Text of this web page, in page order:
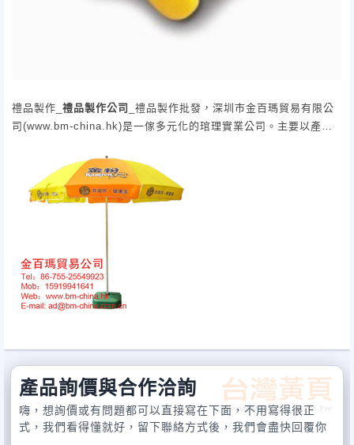
禮品製作_ 禮品製作公司
_禮品製作批發，深圳市金百瑪貿易有限公
司(www.bm-china.hk)是一傢多元化的琯理實業公司。主要以產品
有優秀的設計團隊，可以為各大公司提供不同的產品設計方案。同
時我們 擁有自己的品牌產品推嚮全毬市場。（
提供各種禮品產品：毛絨弔飾,廣告帽,廣告胸章,廣告傘,廣告煙缸,
禮品贈品批發
禮品煙缸，可以按客戶要求加印煙缸LOGO文字，產品物美價廉。
促銷禮贈品如何選擇
贈品是禮品市場最為常見的營銷手段之一，通過贈品及促銷品來
（1）第一步就是贈品價位的定位：價位的製定一般情況下按照預算
分攤到估計的有效受眾人群即可，但在有效人群的數量方麵略為估
計大一點為妥。
（2）定好具體的產品價格以后，就到瞭的緻關重要的一步“贈品選
擇”；在選擇贈品時要根據品牌定位/受眾人群檔次喜好/產品功能/產
產品詢價與合作洽詢
嗨，想詢價或有問題都可以直接寫在下面，不用寫得很正
式，我們看得懂就好，留下聯絡方式後，我們會盡快回覆你